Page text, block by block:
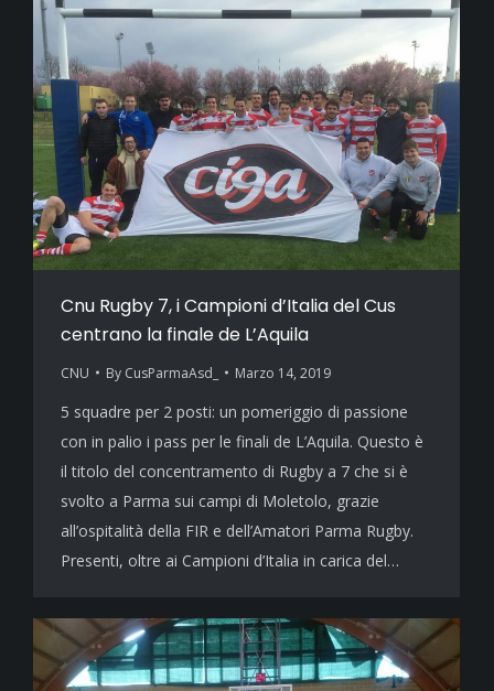
Cnu Rugby 7, i Campioni d’Italia del Cus
centrano la finale de L’Aquila
CNU By CusParmaAsd_ Marzo 14, 2019
5 squadre per 2 posti: un pomeriggio di passione
con in palio i pass per le finali de L’Aquila. Questo è
il titolo del concentramento di Rugby a 7 che si è
svolto a Parma sui campi di Moletolo, grazie
all’ospitalità della FIR e dell’Amatori Parma Rugby.
Presenti, oltre ai Campioni d’Italia in carica del…